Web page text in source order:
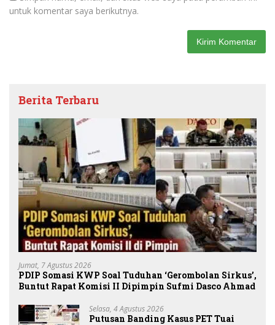
untuk komentar saya berikutnya.
Berita Terbaru
Jumat, 7 Agustus 2026
PDIP Somasi KWP Soal Tuduhan ‘Gerombolan Sirkus’,
Buntut Rapat Komisi II Dipimpin Sufmi Dasco Ahmad
Selasa, 4 Agustus 2026
Putusan Banding Kasus PET Tuai